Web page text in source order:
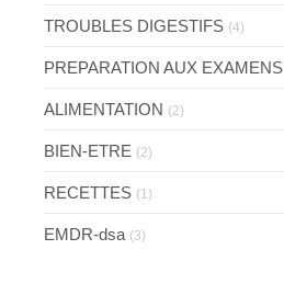
TROUBLES DIGESTIFS (4)
PREPARATION AUX EXAMENS
ALIMENTATION (2)
BIEN-ETRE (2)
RECETTES (1)
EMDR-dsa (3)